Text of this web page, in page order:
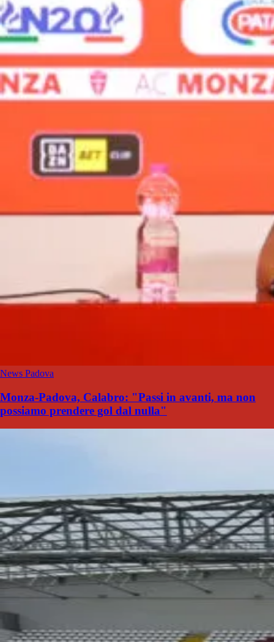
News Padova
Monza-Padova, Calabro: "Passi in avanti, ma non
possiamo prendere gol dal nulla"